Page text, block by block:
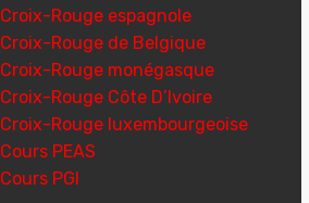
Croix-Rouge espagnole
Croix-Rouge de Belgique
Croix-Rouge monégasque
Croix-Rouge Côte D’Ivoire
Croix-Rouge luxembourgeoise
Cours PEAS
Cours PGI